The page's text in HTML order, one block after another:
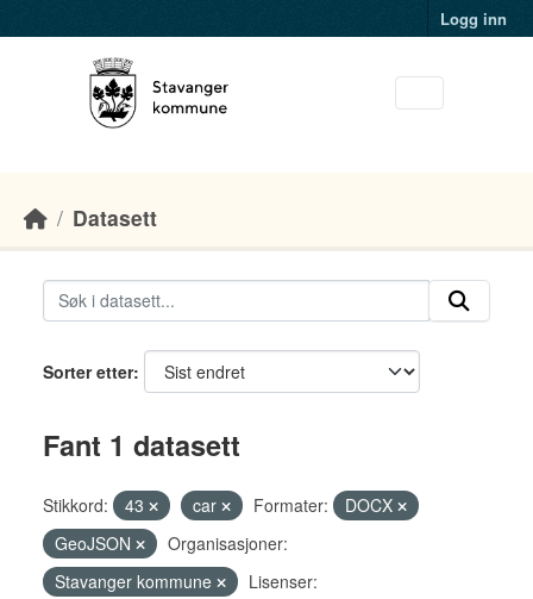
Logg inn
Datasett
Sorter etter
Fant 1 datasett
Stikkord: 43 car Formater:
DOCX
GeoJSON
Organisasjoner:
Stavanger kommune
Lisenser: